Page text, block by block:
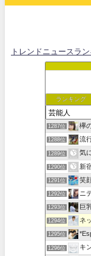
トレンドニュースラ
ランキング
1287位 欅
1288位 流
1289位 気
1290位 新
1291位 笑
1292位 ニ
1293位 巨
1294位 ネ
1295位
1296位 キ